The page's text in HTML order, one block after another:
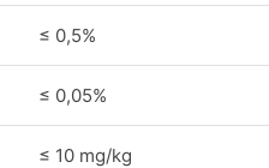
≤ 0,5%
≤ 0,05%
≤ 10 mg/kg